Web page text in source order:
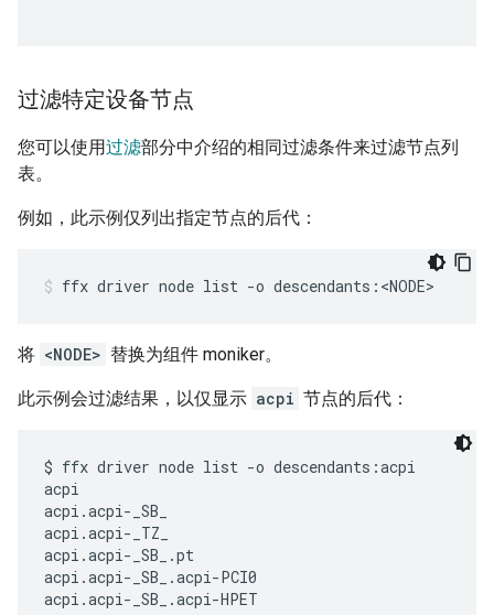
过滤特定设备节点
您可以使用过滤部分中介绍的相同过滤条件来过滤节点列
表。
例如，此示例仅列出指定节点的后代：
ffx driver node list -o descendants:<NODE>
将 <NODE> 替换为组件 moniker。
此示例会过滤结果，以仅显示 acpi 节点的后代：
$ ffx driver node list -o descendants:acpi
acpi
acpi.acpi-_SB_
acpi.acpi-_TZ_
acpi.acpi-_SB_.pt
acpi.acpi-_SB_.acpi-PCI0
acpi.acpi-_SB_.acpi-HPET